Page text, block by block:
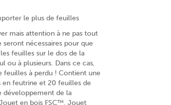
le plus de feuilles
mais attention à ne pas tout
nécessaires pour que
feuilles sur le dos de la
ou à plusieurs. Dans ce cas,
à perdu ! Contient une
en feutrine et 20 feuilles de
développement de la
en bois FSC™. Jouet